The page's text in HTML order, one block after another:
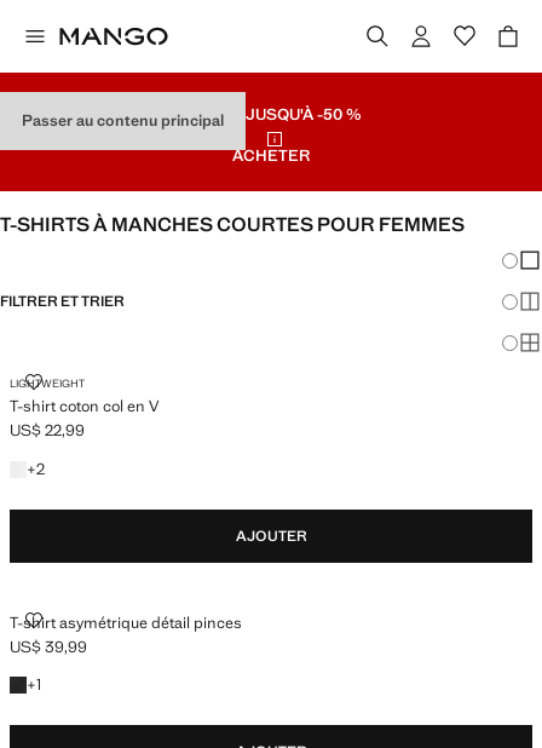
Passer au contenu principal
SOLDES JUSQU'À -50 %
ACHETER
T-SHIRTS À MANCHES COURTES POUR FEMMES
FILTRER ET TRIER
LIGHTWEIGHT
T-shirt coton col en V
T-SHIRT COTON COL EN V
Prix actuel [US$ 22,99 ]
US$ 22,99
+2
+2 couleurs
AJOUTER
T-shirt asymétrique détail pinces
T-SHIRT ASYMÉTRIQUE DÉTAIL PINCES
Prix actuel [US$ 39,99 ]
US$ 39,99
+1
+1 couleur